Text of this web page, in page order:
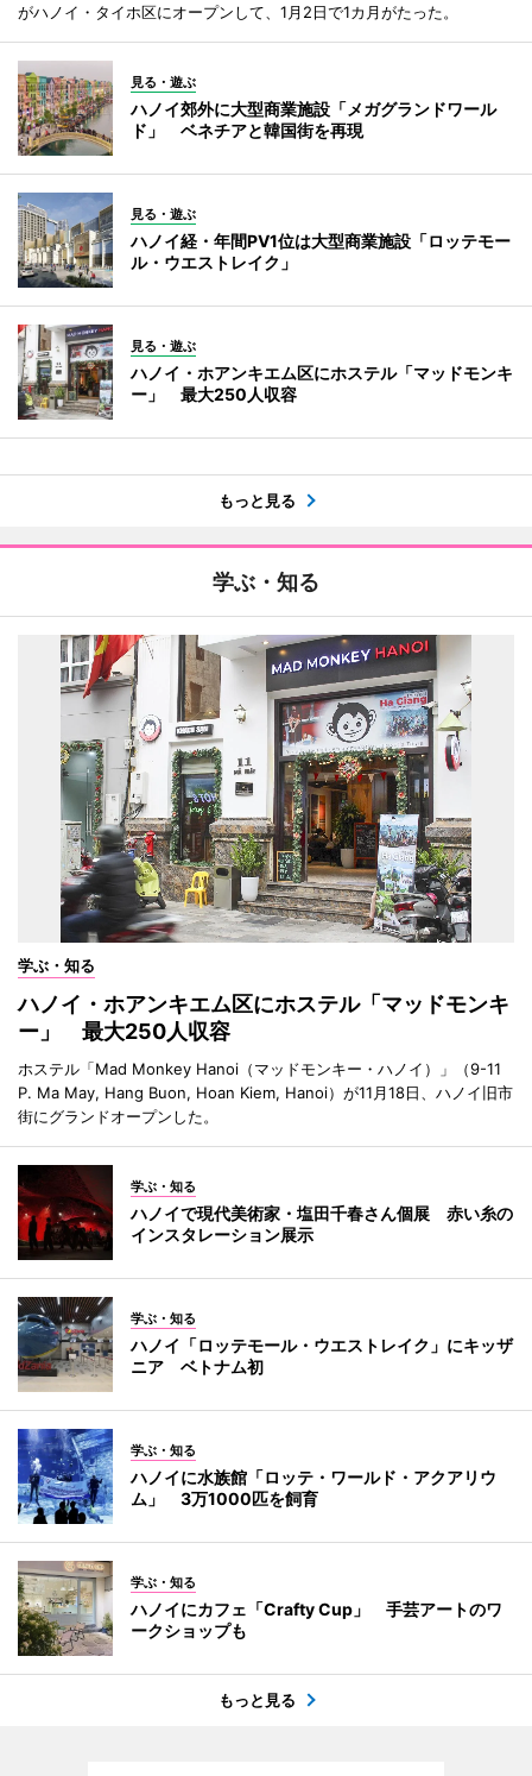
がハノイ・タイホ区にオープンして、1月2日で1カ月がたった。
見る・遊ぶ
ハノイ郊外に大型商業施設「メガグランドワール
ド」 ベネチアと韓国街を再現
見る・遊ぶ
ハノイ経・年間PV1位は大型商業施設「ロッテモー
ル・ウエストレイク」
見る・遊ぶ
ハノイ・ホアンキエム区にホステル「マッドモンキ
ー」 最大250人収容
もっと見る
学ぶ・知る
学ぶ・知る
ハノイ・ホアンキエム区にホステル「マッドモンキ
ー」 最大250人収容
ホステル「Mad Monkey Hanoi（マッドモンキー・ハノイ）」（9-11
P. Ma May, Hang Buon, Hoan Kiem, Hanoi）が11月18日、ハノイ旧市
街にグランドオープンした。
学ぶ・知る
ハノイで現代美術家・塩田千春さん個展 赤い糸の
インスタレーション展示
学ぶ・知る
ハノイ「ロッテモール・ウエストレイク」にキッザ
ニア ベトナム初
学ぶ・知る
ハノイに水族館「ロッテ・ワールド・アクアリウ
ム」 3万1000匹を飼育
学ぶ・知る
ハノイにカフェ「Crafty Cup」 手芸アートのワ
ークショップも
もっと見る